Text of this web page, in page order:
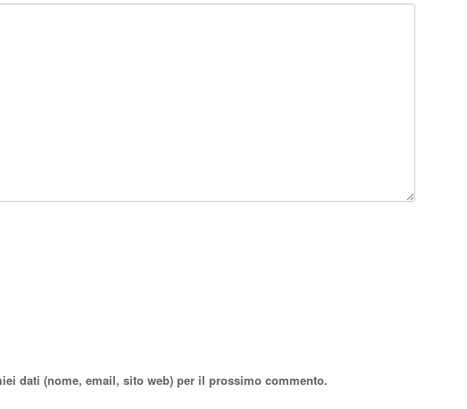
dati (nome, email, sito web) per il prossimo commento.